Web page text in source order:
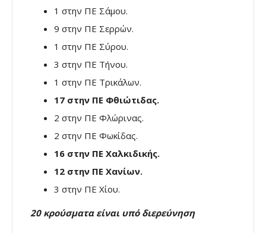
1 στην ΠΕ Σάμου.
9 στην ΠΕ Σερρών.
1 στην ΠΕ Σύρου.
3 στην ΠΕ Τήνου.
1 στην ΠΕ Τρικάλων.
17 στην ΠΕ Φθιώτιδας.
2 στην ΠΕ Φλώρινας.
2 στην ΠΕ Φωκίδας.
16 στην ΠΕ Χαλκιδικής.
12 στην ΠΕ Χανίων.
3 στην ΠΕ Χίου.
20 κρούσματα είναι υπό διερεύνηση